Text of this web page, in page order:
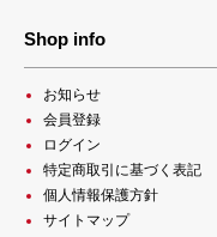
Shop info
お知らせ
会員登録
ログイン
特定商取引に基づく表記
個人情報保護方針
サイトマップ